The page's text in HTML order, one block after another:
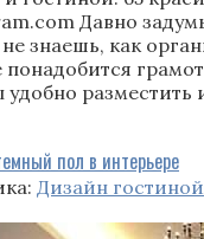
Давно
знаешь, как
понадобится
удобно разместить
пол в интерьере
Дизайн гостиной